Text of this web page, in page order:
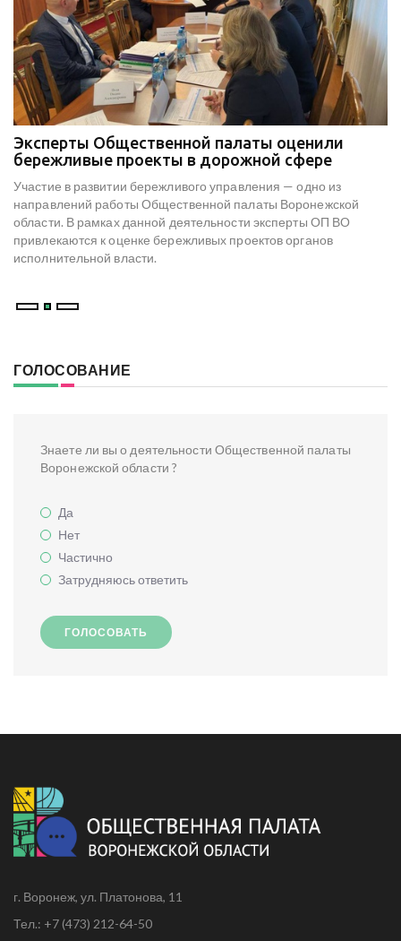
Эксперты Общественной палаты оценили
бережливые проекты в дорожной сфере
Участие в развитии бережливого управления — одно из
направлений работы Общественной палаты Воронежской
области. В рамках данной деятельности эксперты ОП ВО
привлекаются к оценке бережливых проектов органов
исполнительной власти.
ГОЛОСОВАНИЕ
Знаете ли вы о деятельности Общественной палаты
Воронежской области ?
Да
Нет
Частично
Затрудняюсь ответить
ГОЛОСОВАТЬ
г. Воронеж, ул. Платонова, 11
Тел.: +7 (473) 212-64-50